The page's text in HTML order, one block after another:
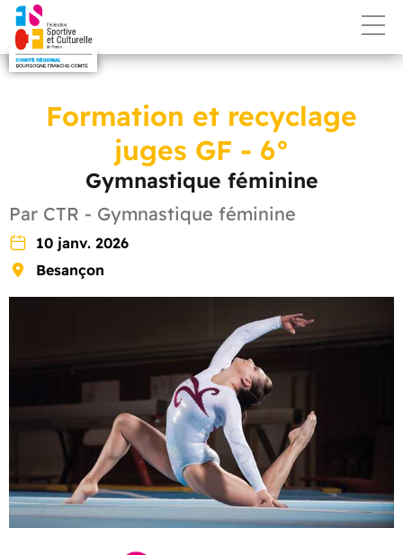
Formation et recyclage
juges GF - 6°
Gymnastique féminine
Par CTR - Gymnastique féminine
10 janv. 2026
Besançon